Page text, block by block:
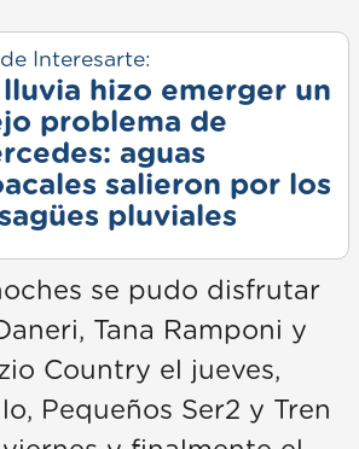
Interesarte:
lluvia hizo emerger un
problema de
aguas
salieron por los
pluviales
se pudo disfrutar
Tana Ramponi y
Country el jueves,
Pequeños Ser2 y Tren